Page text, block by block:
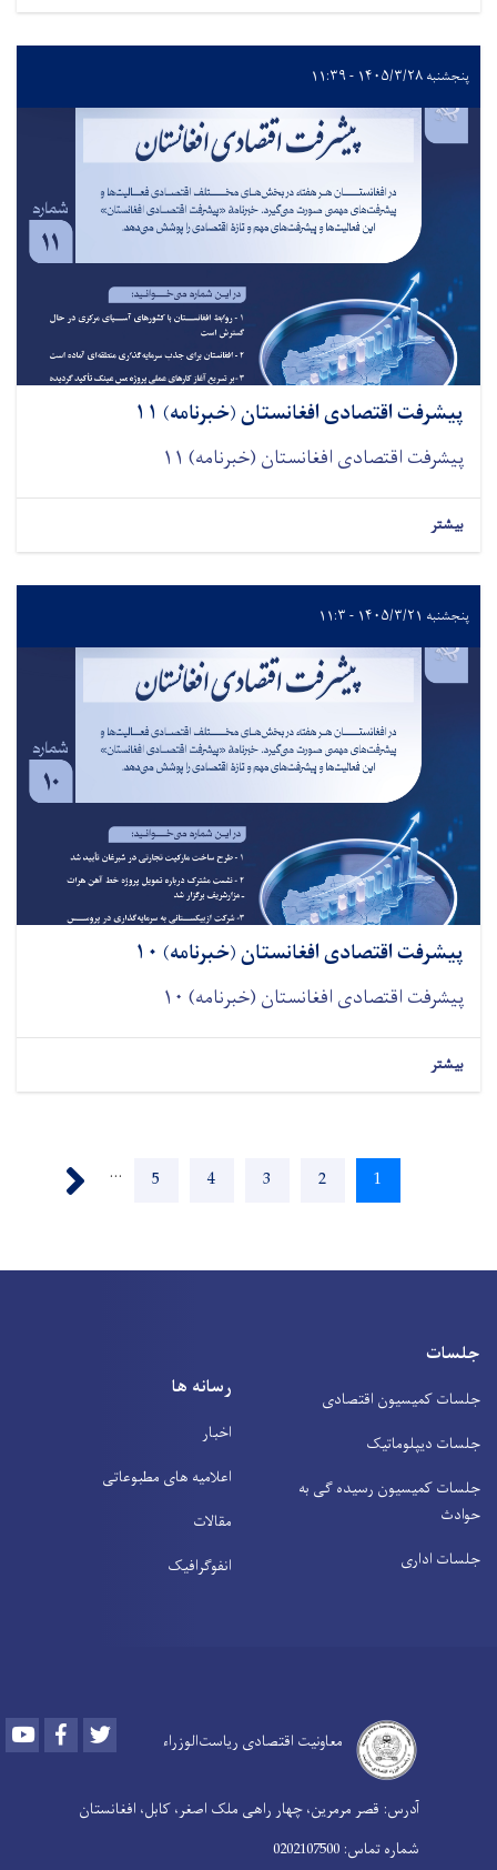
پنجشنبه ۱۴۰۵/۳/۲۸ - ۱۱:۳۹
پیشرفت اقتصادی افغانستان (خبرنامه) ۱۱
پیشرفت اقتصادی افغانستان (خبرنامه) ۱۱
بیشتر
پنجشنبه ۱۴۰۵/۳/۲۱ - ۱۱:۳
پیشرفت اقتصادی افغانستان (خبرنامه) ۱۰
پیشرفت اقتصادی افغانستان (خبرنامه) ۱۰
بیشتر
Current
1
Page
2
Page
3
Page
4
Page
5
…
جلسات
جلسات کمیسیون اقتصادی
جلسات دیپلوماتیک
جلسات کمیسیون رسیده ګی به
حوادث
جلسات اداری
رسانه ها
اخبار
اعلامیه های مطبوعاتی
مقالات
انفوګرافیک
معاونیت اقتصادی ریاست‌الوزراء Youtube Facebook
آدرس: قصر مرمرین، چهار راهی ملک اصغر، کابل، افغانستان
شماره تماس: 0202107500